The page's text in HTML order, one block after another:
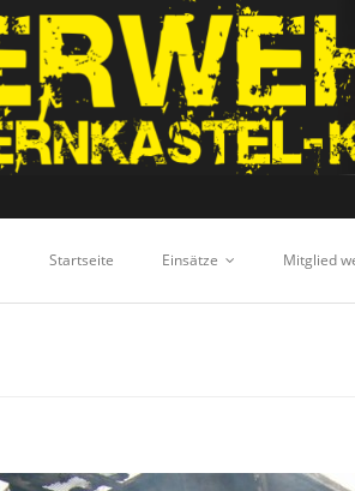
Startseite Einsätze Mitglied